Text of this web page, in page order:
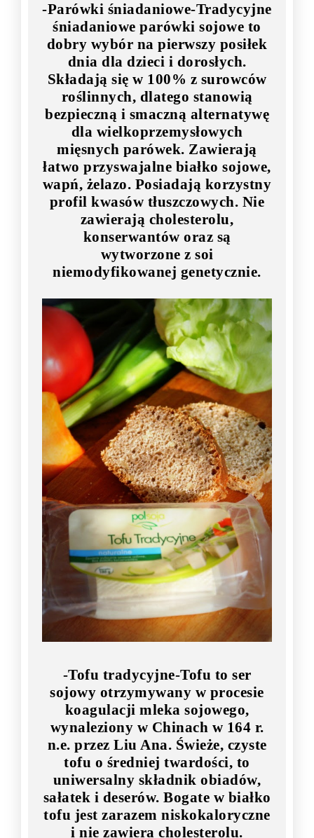
-Parówki śniadaniowe-Tradycyjne
śniadaniowe parówki sojowe to
dobry wybór na pierwszy posiłek
dnia dla dzieci i dorosłych.
Składają się w 100% z surowców
roślinnych, dlatego stanowią
bezpieczną i smaczną alternatywę
dla wielkoprzemysłowych
mięsnych parówek. Zawierają
łatwo przyswajalne białko sojowe,
wapń, żelazo. Posiadają korzystny
profil kwasów tłuszczowych. Nie
zawierają cholesterolu,
konserwantów oraz są
wytworzone z soi
niemodyfikowanej genetycznie.
-Tofu tradycyjne-Tofu to ser
sojowy otrzymywany w procesie
koagulacji mleka sojowego,
wynaleziony w Chinach w 164 r.
n.e. przez Liu Ana. Świeże, czyste
tofu o średniej twardości, to
uniwersalny składnik obiadów,
sałatek i deserów. Bogate w białko
tofu jest zarazem niskokaloryczne
i nie zawiera cholesterolu.